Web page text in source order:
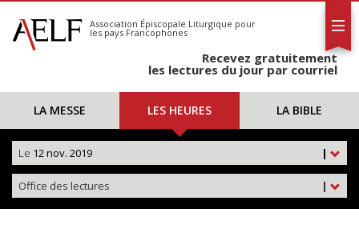
S'abonner
Calendrier
Association Épiscopale Liturgique pour
les pays Francophones
Recevez gratuitement
les lectures du jour par courriel
LA MESSE LES HEURES LA BIBLE
|
Le 12 nov. 2019
|
Office des lectures